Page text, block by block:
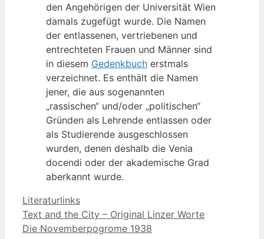
den Angehörigen der Universität Wien
damals zugefügt wurde. Die Namen
der entlassenen, vertriebenen und
entrechteten Frauen und Männer sind
in diesem Gedenkbuch erstmals
verzeichnet. Es enthält die Namen
jener, die aus sogenannten
„rassischen“ und/oder „politischen“
Gründen als Lehrende entlassen oder
als Studierende ausgeschlossen
wurden, denen deshalb die Venia
docendi oder der akademische Grad
aberkannt wurde.
Kategorien
Literaturlinks
Text and the City – Original Linzer Worte
Die Novemberpogrome 1938